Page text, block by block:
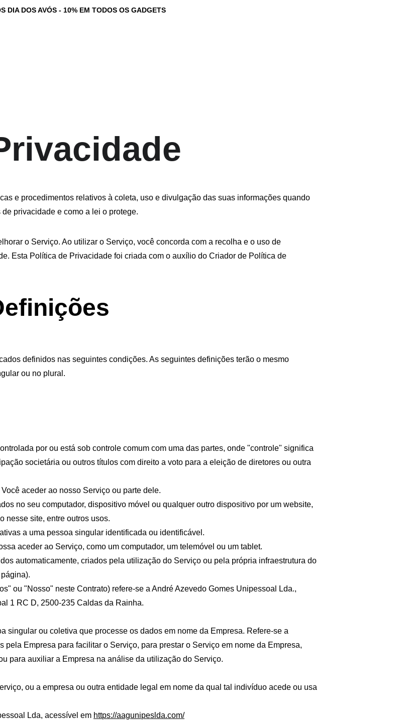
DIA DOS AVÓS - 10% EM TODOS OS GADGETS
e procedimentos relativos à coleta, uso e divulgação das suas informações quando
privacidade e como a lei o protege.
o Serviço. Ao utilizar o Serviço, você concorda com a recolha e o uso de
Esta Política de Privacidade foi criada com o auxílio do Criador de Política de
definidos nas seguintes condições. As seguintes definições terão o mesmo
ou no plural.
por ou está sob controle comum com uma das partes, onde "controle" significa
societária ou outros títulos com direito a voto para a eleição de diretores ou outra
aceder ao nosso Serviço ou parte dele.
no seu computador, dispositivo móvel ou qualquer outro dispositivo por um website,
nesse site, entre outros usos.
a uma pessoa singular identificada ou identificável.
aceder ao Serviço, como um computador, um telemóvel ou um tablet.
automaticamente, criados pela utilização do Serviço ou pela própria infraestrutura do
ou "Nosso" neste Contrato) refere-se a André Azevedo Gomes Unipessoal Lda.,
1 RC D, 2500-235 Caldas da Rainha.
singular ou coletiva que processe os dados em nome da Empresa. Refere-se a
Empresa para facilitar o Serviço, para prestar o Serviço em nome da Empresa,
para auxiliar a Empresa na análise da utilização do Serviço.
ou a empresa ou outra entidade legal em nome da qual tal indivíduo acede ou usa
Lda, acessível em https://aagunipeslda.com/